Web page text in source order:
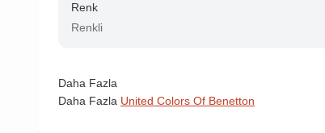
Renk
Renkli
Daha Fazla
Daha Fazla United Colors Of Benetton